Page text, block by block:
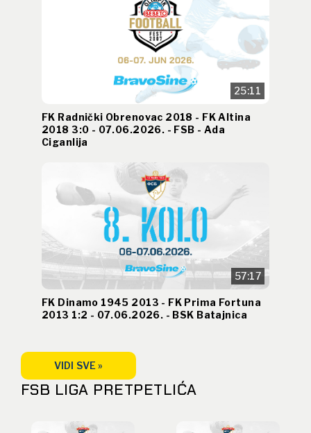
25:11
FK Radnički Obrenovac 2018 - FK Altina
2018 3:0 - 07.06.2026. - FSB - Ada
Ciganlija
57:17
FK Dinamo 1945 2013 - FK Prima Fortuna
2013 1:2 - 07.06.2026. - BSK Batajnica
VIDI SVE »
FSB LIGA PRETPETLIĆA